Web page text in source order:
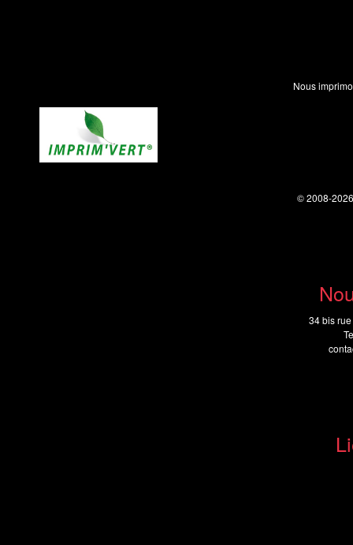
34 bis
Nous
© 2008-